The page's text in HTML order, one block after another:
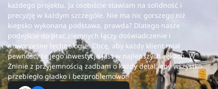
każdego projektu. Ja osobiście stawiam na solidność i
precyzję w każdym szczególe. Nie ma nic gorszego niż
kiepsko wykonana podstawa, prawda? Dlatego nasze
podejście do prac ziemnych łączy doświadczenie i
nowoczesne technologie. Chcę, aby każdy klient miał
pewność, że jego inwestycja jest w najlepszych rękach. W
Żninie z przyjemnością zadbam o każdy detal, aby wszystko
przebiegło gładko i bezproblemowo.